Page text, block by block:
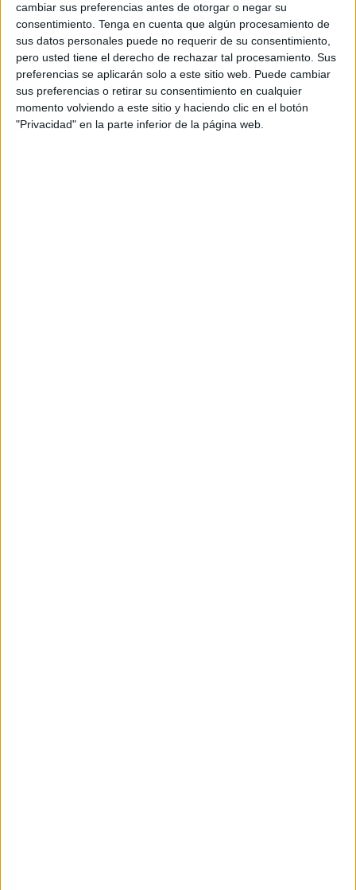
cambiar sus preferencias antes de otorgar o negar su
consentimiento. Tenga en cuenta que algún procesamiento de
sus datos personales puede no requerir de su consentimiento,
pero usted tiene el derecho de rechazar tal procesamiento. Sus
preferencias se aplicarán solo a este sitio web. Puede cambiar
sus preferencias o retirar su consentimiento en cualquier
momento volviendo a este sitio y haciendo clic en el botón
"Privacidad" en la parte inferior de la página web.
La campaña“A nuestros vecinos”presenta el
lema publicitario “estaciones de proximidad” que
define la filosofía de la marca y su apuesta por la
proximidad como valor diferencial. La campaña
está compuesta por diferentes piezas: vídeo,
prensa, radio, campaña online para display,
acciones de comunicación interna, landing de